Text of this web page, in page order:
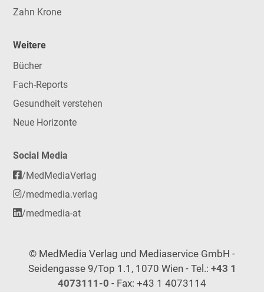
Zahn Krone
Weitere
Bücher
Fach-Reports
Gesundheit verstehen
Neue Horizonte
Social Media
/MedMediaVerlag
/medmedia.verlag
/medmedia-at
© MedMedia Verlag und Mediaservice GmbH -
Seidengasse 9/Top 1.1, 1070 Wien - Tel.: +43 1
4073111-0 - Fax: +43 1 4073114